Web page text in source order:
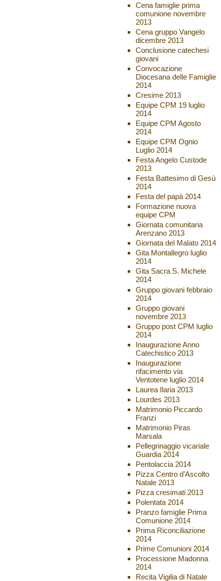
Cena famiglie prima
comunione novembre
2013
Cena gruppo Vangelo
dicembre 2013
Conclusione catechesi
giovani
Convocazione
Diocesana delle Famiglie
2014
Cresime 2013
Equipe CPM 19 luglio
2014
Equipe CPM Agosto
2014
Equipe CPM Ognio
Luglio 2014
Festa Angelo Custode
2013
Festa Battesimo di Gesù
2014
Festa del papà 2014
Formazione nuova
equipe CPM
Giornata comunitaria
Arenzano 2013
Giornata del Malato 2014
Gita Montallegro luglio
2014
Gita Sacra S. Michele
2014
Gruppo giovani febbraio
2014
Gruppo giovani
novembre 2013
Gruppo post CPM luglio
2014
Inaugurazione Anno
Catechistico 2013
Inaugurazione
rifacimento via
Ventotene luglio 2014
Laurea Ilaria 2013
Lourdes 2013
Matrimonio Piccardo
Franzi
Matrimonio Piras
Marsala
Pellegrinaggio vicariale
Guardia 2014
Pentolaccia 2014
Pizza Centro d’Ascolto
Natale 2013
Pizza cresimati 2013
Polentata 2014
Pranzo famiglie Prima
Comunione 2014
Prima Riconciliazione
2014
Prime Comunioni 2014
Processione Madonna
2014
Recita Vigilia di Natale